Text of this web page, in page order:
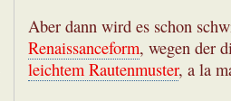
Aber dann wird es schon
Renaissanceform, wegen der
leichtem Rautenmuster, a la